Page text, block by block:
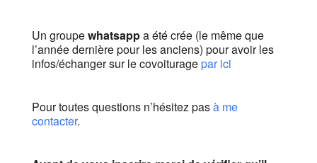
Un groupewhatsappa été crée (le même que
l’année dernière pour les anciens) pour avoir les
infos/échanger sur le covoituragepar ici
Pour toutes questions n’hésitez pasà me
contacter.